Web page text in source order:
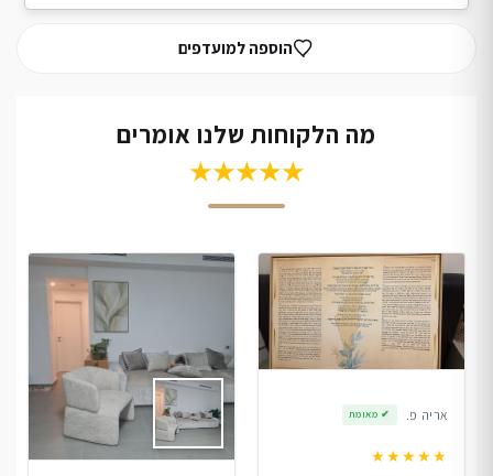
הוספה למועדפים
מה הלקוחות שלנו אומרים
★★★★★
אריה פ. ✔ מאומת
★★★★★